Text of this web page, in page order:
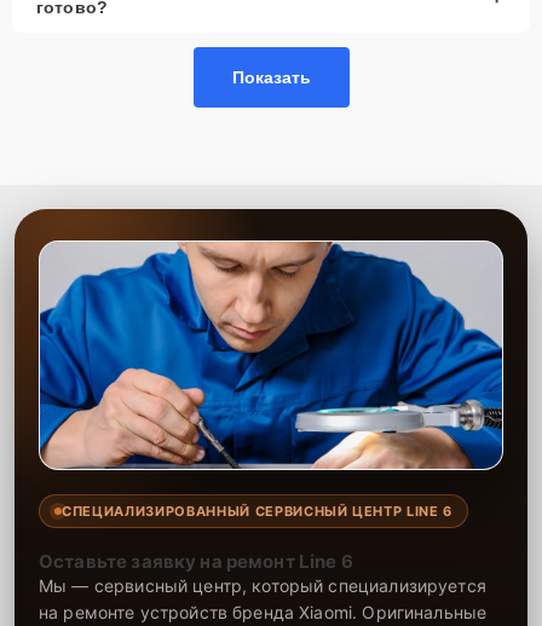
готово?
Показать
СПЕЦИАЛИЗИРОВАННЫЙ СЕРВИСНЫЙ ЦЕНТР LINE 6
Оставьте заявку на ремонт Line 6
Мы — сервисный центр, который специализируется
на ремонте устройств бренда Xiaomi. Оригинальные